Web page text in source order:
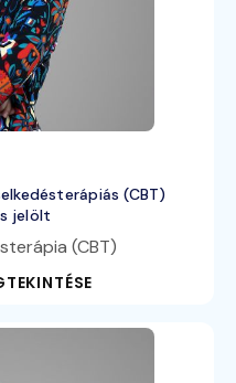
(CBT)
jelölt
(CBT)